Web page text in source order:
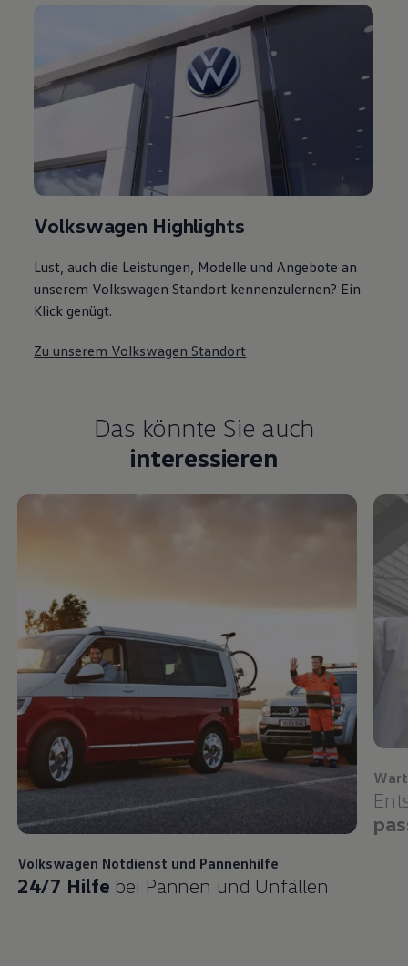
Volkswagen Highlights
Lust, auch die Leistungen, Modelle und Angebote an
unserem Volkswagen Standort kennenzulernen? Ein
Klick genügt.
Zu unserem Volkswagen Standort
Das könnte Sie auch
interessieren
Volkswagen Notdienst und Pannenhilfe
24/7 Hilfe bei Pannen und Unfällen